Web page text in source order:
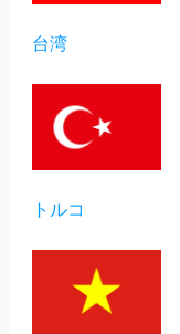
台湾
トルコ